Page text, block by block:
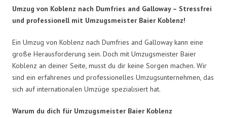
Umzug von Koblenz nach Dumfries and Galloway – Stressfrei
und professionell mit Umzugsmeister Baier Koblenz!
Ein Umzug von Koblenz nach Dumfries and Galloway kann eine
große Herausforderung sein. Doch mit Umzugsmeister Baier
Koblenz an deiner Seite, musst du dir keine Sorgen machen. Wir
sind ein erfahrenes und professionelles Umzugsunternehmen, das
sich auf internationalen Umzüge spezialisiert hat.
Warum du dich für Umzugsmeister Baier Koblenz